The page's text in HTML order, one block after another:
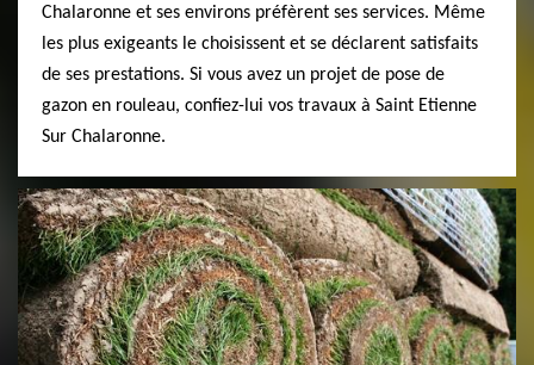
Chalaronne et ses environs préfèrent ses services. Même
les plus exigeants le choisissent et se déclarent satisfaits
de ses prestations. Si vous avez un projet de pose de
gazon en rouleau, confiez-lui vos travaux à Saint Etienne
Sur Chalaronne.